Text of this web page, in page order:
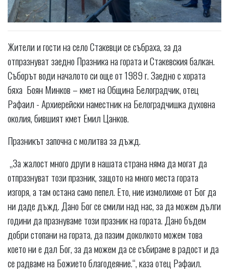
Жители и гости на село Стакевци се събраха, за да
отпразнуват заедно Празника на гората и Стакевския балкан.
Съборът води началото си още от 1989 г. Заедно с хората
бяха Боян Минков – кмет на Община Белоградчик, отец
Рафаил - Архиерейски наместник на Белоградчишка духовна
околия, бившият кмет Емил Цанков.
Празникът започна с молитва за дъжд.
„За жалост много други в нашата страна няма да могат да
отпразнуват този празник, защото на много места гората
изгоря, а там остана само пепел. Ето, ние измолихме от Бог да
ни даде дъжд. Дано Бог се смили над нас, за да можем дълги
години да празнуваме този празник на гората. Дано бъдем
добри стопани на гората, да пазим доколкото можем това
което ни е дал Бог, за да можем да се събираме в радост и да
се радваме на Божието благодеяние.“, каза отец Рафаил.